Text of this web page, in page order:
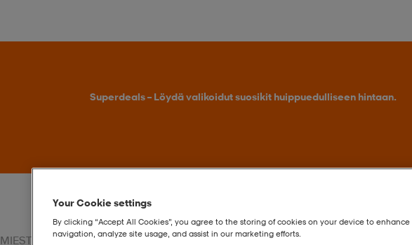
Superdeals – Löydä valikoidut suosikit huippuedulliseen hintaan.
MIESTEN JALKAPALLOSUKAT | Academy Sock Otc
Your Cookie settings
By clicking “Accept All Cookies”, you agree to the storing of cookies on your device to enhance
navigation, analyze site usage, and assist in our marketing efforts.